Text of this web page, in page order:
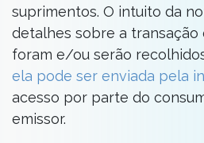
suprimentos. O intuito da
detalhes sobre a transação
foram e/ou serão
ela pode ser enviada pela
acesso por parte do
emissor.